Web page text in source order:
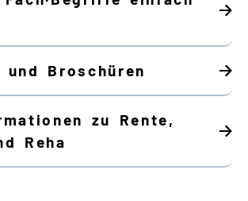
und Broschüren
zu Rente,
Reha